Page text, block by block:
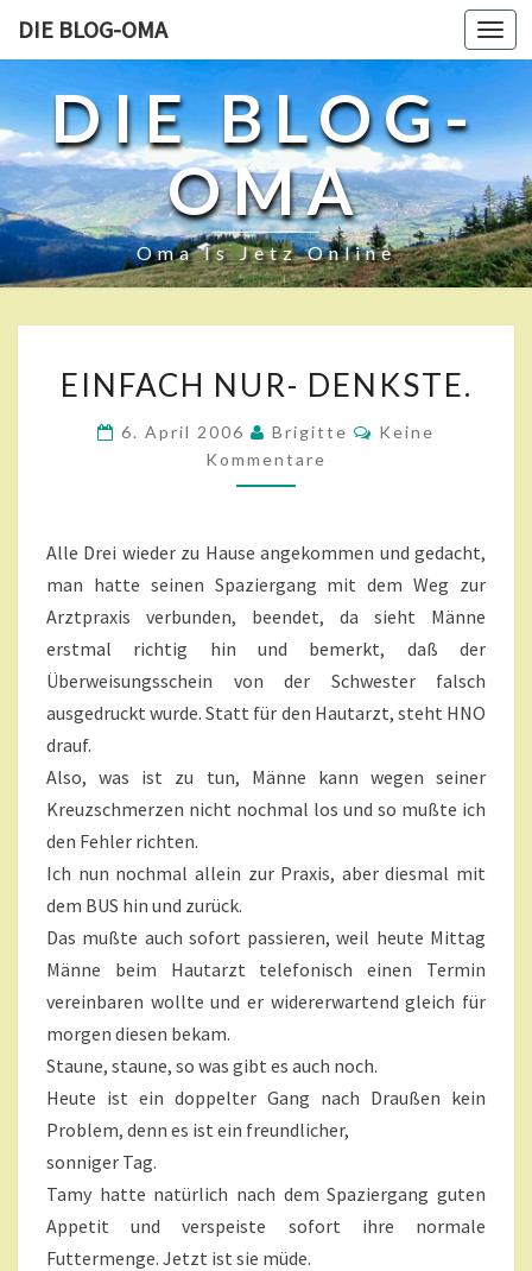
DIE BLOG-OMA
DIE BLOG-
OMA
Oma Is Jetz Online
I
F
A
C
U
R
-
D
K
T
E
>
EINFACH NUR- DENKSTE.
6. April 2006 Brigitte
K
O
A
E
Keine
Kommentare
Alle Drei wieder zu Hause angekommen und gedacht,
man hatte seinen Spaziergang mit dem Weg zur
Arztpraxis verbunden, beendet, da sieht Männe
erstmal richtig hin und bemerkt, daß der
Überweisungsschein von der Schwester falsch
ausgedruckt wurde. Statt für den Hautarzt, steht HNO
drauf.
Also, was ist zu tun, Männe kann wegen seiner
Kreuzschmerzen nicht nochmal los und so mußte ich
den Fehler richten.
Ich nun nochmal allein zur Praxis, aber diesmal mit
dem BUS hin und zurück.
Das mußte auch sofort passieren, weil heute Mittag
Männe beim Hautarzt telefonisch einen Termin
vereinbaren wollte und er widererwartend gleich für
morgen diesen bekam.
Staune, staune, so was gibt es auch noch.
Heute ist ein doppelter Gang nach Draußen kein
Problem, denn es ist ein freundlicher,
sonniger Tag.
Tamy hatte natürlich nach dem Spaziergang guten
Appetit und verspeiste sofort ihre normale
Futtermenge. Jetzt ist sie müde.